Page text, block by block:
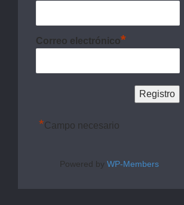
Correo electrónico*
*Campo necesario
Powered by WP-Members